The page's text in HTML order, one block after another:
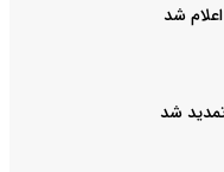
شد
شد